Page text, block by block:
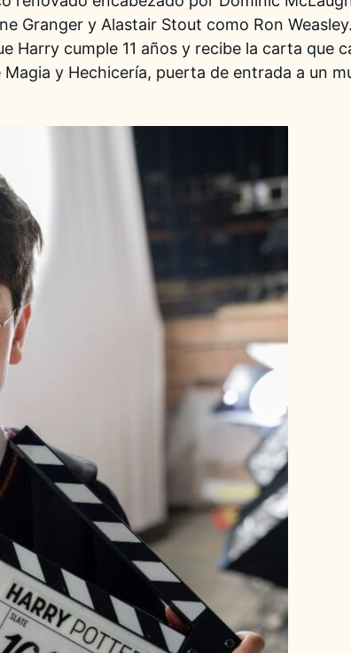
Granger y Alastair Stout como Ron
Harry cumple 11 años y recibe la carta que
y Hechicería, puerta de entrada a un